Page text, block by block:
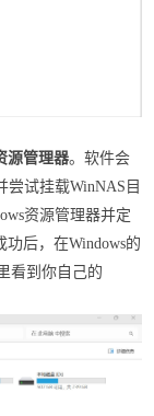
源管理器。软件会
尝试挂载WinNAS目
资源管理器并定
后，在Windows的
看到你自己的